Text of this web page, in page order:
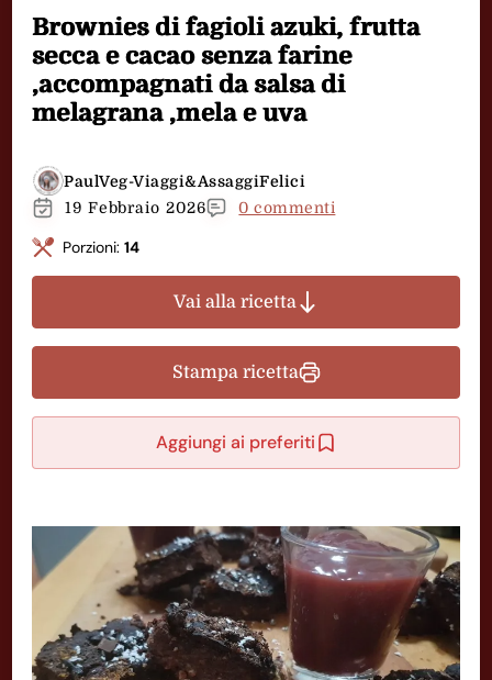
Brownies di fagioli azuki, frutta
secca e cacao senza farine
,accompagnati da salsa di
melagrana ,mela e uva
PaulVeg-Viaggi&AssaggiFelici
19 Febbraio 2026
0 commenti
Porzioni: 14
Vai alla ricetta
Stampa ricetta
Aggiungi ai preferiti